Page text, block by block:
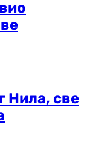
Нила, све